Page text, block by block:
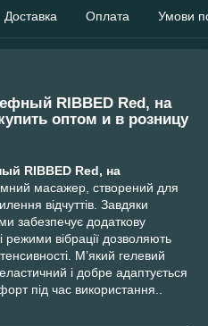
Доставка Оплата Умови
RIBBED Red, на
оптом и в розницу
RIBBED Red, на
масажер, створений для
відчуттів. Завдяки
забезпечує додаткову
режими вібрації дозволяють
М’який гелевий
і добре адаптується
під час використання..